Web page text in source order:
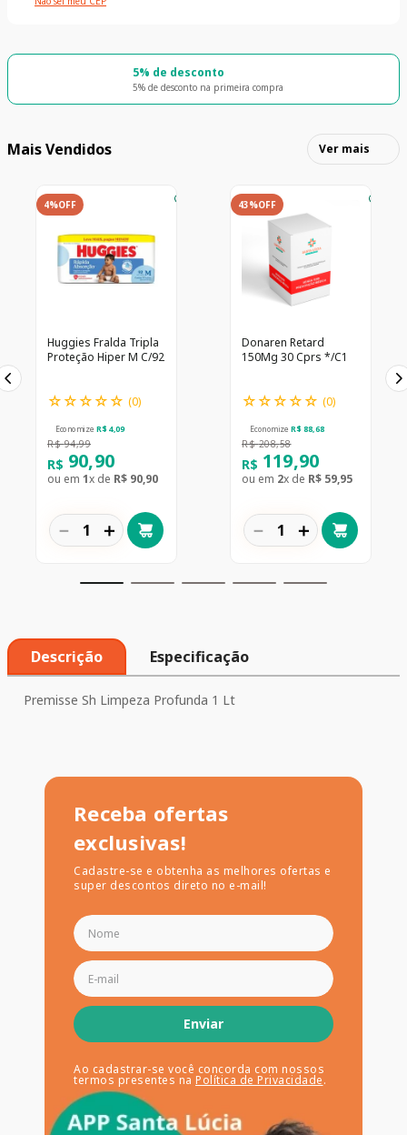
5% de desconto
5% de desconto na primeira compra
Mais Vendidos Ver mais
4%OFF
Huggies Fralda Tripla
Proteção Hiper M C/92
☆☆☆☆☆ (0)
Economize R$ 4,09
R$ 94,99
R$ 90,90
ou em 1x de R$ 90,90
＋
－
43%OFF
Donaren Retard
150Mg 30 Cprs */C1
☆☆☆☆☆ (0)
Economize R$ 88,68
R$ 208,58
R$ 119,90
ou em 2x de R$ 59,95
＋
－
Descrição Especificação
Premisse Sh Limpeza Profunda 1 Lt
Receba ofertas
exclusivas!
Cadastre-se e obtenha as melhores ofertas e
super descontos direto no e-mail!
Enviar
Ao cadastrar-se você concorda com nossos
termos presentes na Política de Privacidade.